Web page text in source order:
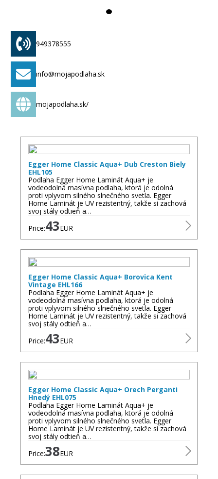
949378555
info@mojapodlaha.sk
mojapodlaha.sk/
Egger Home Classic Aqua+ Dub Creston Biely
EHL105
Podlaha Egger Home Laminát Aqua+ je
vodeodolná masívna podlaha, ktorá je odolná
proti vplyvom silného slnečného svetla. Egger
Home Laminát je UV rezistentný, takže si zachová
svoj stály odtieň a…
Price:43EUR
Egger Home Classic Aqua+ Borovica Kent
Vintage EHL166
Podlaha Egger Home Laminát Aqua+ je
vodeodolná masívna podlaha, ktorá je odolná
proti vplyvom silného slnečného svetla. Egger
Home Laminát je UV rezistentný, takže si zachová
svoj stály odtieň a…
Price:43EUR
Egger Home Classic Aqua+ Orech Perganti
Hnedý EHL075
Podlaha Egger Home Laminát Aqua+ je
vodeodolná masívna podlaha, ktorá je odolná
proti vplyvom silného slnečného svetla. Egger
Home Laminát je UV rezistentný, takže si zachová
svoj stály odtieň a…
Price:38EUR